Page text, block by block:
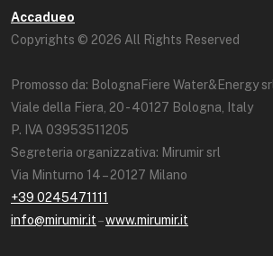
Accadueo
Copyrights © 2026 All Rights Reserved
Promosso da: BolognaFiere Water&Energy srl
Viale della Fiera, 20 - 40127 Bologna, Italy
P. IVA 03953511205
Segreteria organizzativa: Mirumir srl
Via Minturno 14 – 20127 Milano
+39 0245471111
info@mirumir.it–www.mirumir.it